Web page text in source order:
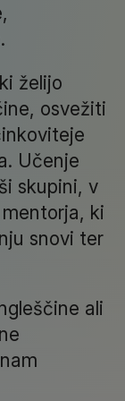
želijo
osvežiti
Učenje
skupini, v
ki
snovi ter
ali